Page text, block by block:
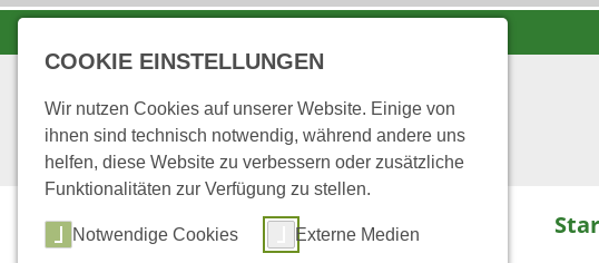
COOKIE EINSTELLUNGEN
Wir nutzen Cookies auf unserer Website. Einige von
ihnen sind technisch notwendig, während andere uns
helfen, diese Website zu verbessern oder zusätzliche
Funktionalitäten zur Verfügung zu stellen.
Notwendige Cookies Externe Medien